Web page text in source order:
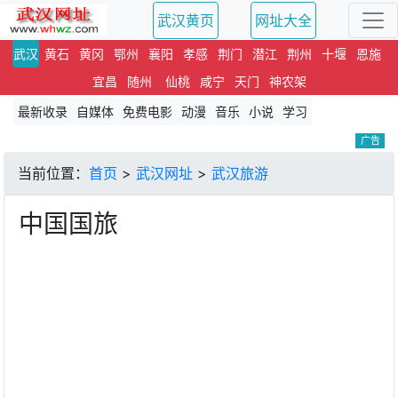
武汉黄页 网址大全
武汉 黄石 黄冈 鄂州 襄阳 孝感 荆门 潜江 荆州 十堰
恩施
宜昌
随州 仙桃 咸宁 天门
神农架
最新收录
自媒体 免费电影 动漫 音乐 小说 学习
广告
当前位置： 首页 > 武汉网址 > 武汉旅游
中国国旅